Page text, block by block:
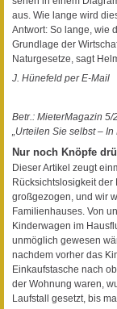
aus. Wie lange wird
Antwort: So lange, wie
Grundlage der
Naturgesetze, sagt
J. Hünefeld per E-Mail
Betr.: MieterMagazin
„Urteilen Sie selbst – In
Nur noch Knöpfe
Dieser Artikel zeugt
Rücksichtslosigkeit der
großgezogen, und wir
Familienhauses. Von
Kinderwagen im
unmöglich gewesen
nachdem vorher das
Einkaufstasche nach
der Wohnung waren,
Laufstall gesetzt, bis